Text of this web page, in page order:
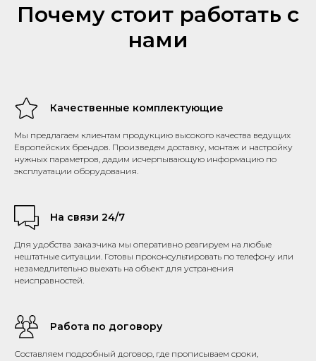
Почему стоит работать с
нами
Качественные комплектующие
Мы предлагаем клиентам продукцию высокого качества ведущих
Европейских брендов. Произведем доставку, монтаж и настройку
нужных параметров, дадим исчерпывающую информацию по
эксплуатации оборудования.
На связи 24/7
Для удобства заказчика мы оперативно реагируем на любые
нештатные ситуации. Готовы проконсультировать по телефону или
незамедлительно выехать на объект для устранения
неисправностей.
Работа по договору
Составляем подробный договор, где прописываем сроки,